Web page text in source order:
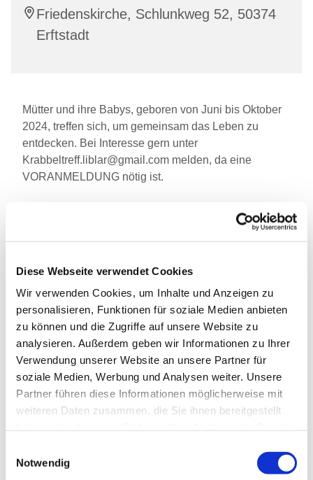
Diese Webseite verwendet Cookies
Wir verwenden Cookies, um Inhalte und Anzeigen zu
personalisieren, Funktionen für soziale Medien anbieten
zu können und die Zugriffe auf unsere Website zu
analysieren. Außerdem geben wir Informationen zu Ihrer
Verwendung unserer Website an unsere Partner für
soziale Medien, Werbung und Analysen weiter. Unsere
Partner führen diese Informationen möglicherweise mit
weiteren Daten zusammen, die Sie ihnen bereitgestellt
Notwendig
Friedenskirche, Schlunkweg 52, 50374
Erftstadt
Mütter und ihre Babys, geboren von Juni bis Oktober
2024, treffen sich, um gemeinsam das Leben zu
entdecken. Bei Interesse gern unter
Krabbeltreff.liblar@gmail.com melden, da eine
VORANMELDUNG nötig ist.